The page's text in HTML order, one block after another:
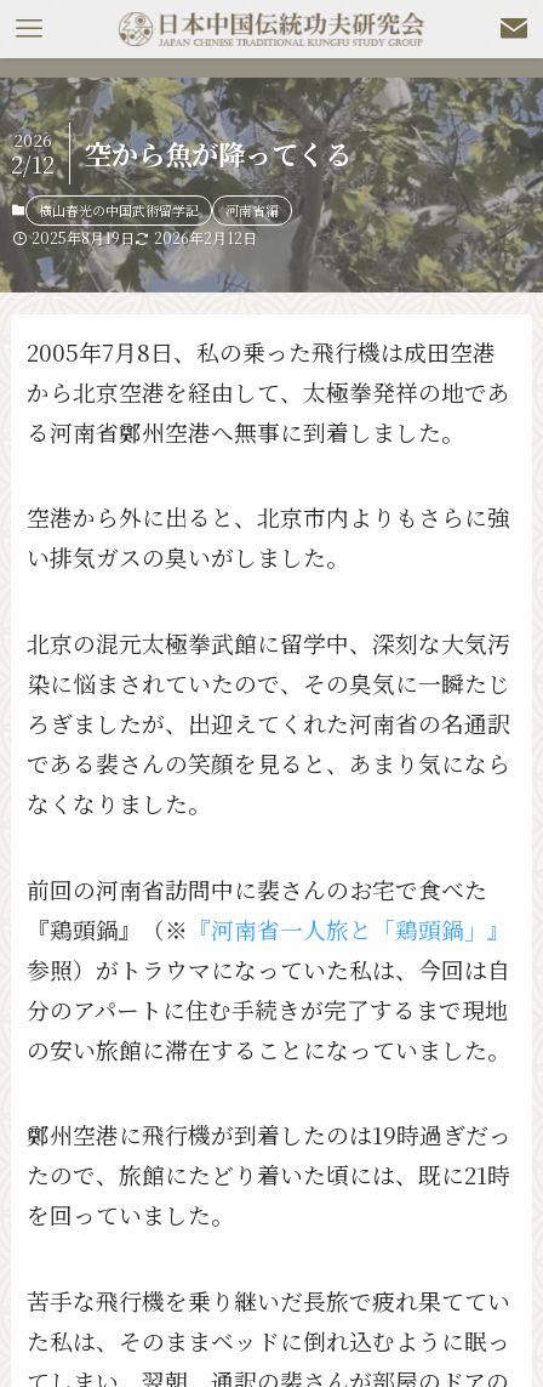
空から魚が降ってくる
2026
2/12
横山春光の中国武術留学記 河南省編
2025年8月19日 2026年2月12日
2005年7月8日、私の乗った飛行機は成田空港
から北京空港を経由して、太極拳発祥の地であ
る河南省鄭州空港へ無事に到着しました。
空港から外に出ると、北京市内よりもさらに強
い排気ガスの臭いがしました。
北京の混元太極拳武館に留学中、深刻な大気汚
染に悩まされていたので、その臭気に一瞬たじ
ろぎましたが、出迎えてくれた河南省の名通訳
である裴さんの笑顔を見ると、あまり気になら
なくなりました。
前回の河南省訪問中に裴さんのお宅で食べた
『鶏頭鍋』（※ 『河南省一人旅と「鶏頭鍋」』
参照）がトラウマになっていた私は、今回は自
分のアパートに住む手続きが完了するまで現地
の安い旅館に滞在することになっていました。
鄭州空港に飛行機が到着したのは19時過ぎだっ
たので、旅館にたどり着いた頃には、既に21時
を回っていました。
苦手な飛行機を乗り継いだ長旅で疲れ果ててい
た私は、そのままベッドに倒れ込むように眠っ
てしまい、翌朝、通訳の裴さんが部屋のドアの